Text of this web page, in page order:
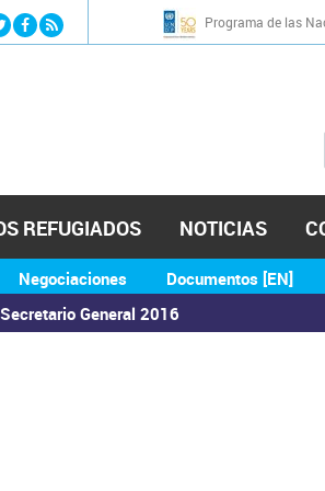
Jump to navigation Programa de las
General 2016
Negociaciones Documentos [EN]
REFUGIADOS NOTICIAS